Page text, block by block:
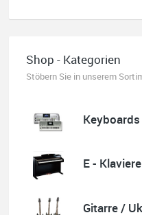
Habe mir heute eine E-
Erstklassige Beratung vom
aufgehoben. Finger weg
guten Konditionen. Es zahlt
Quelle: Google-Rezension
Shop - Kategorien
Stöbern Sie in unserem
Keyboards
E - Klaviere
Gitarre /